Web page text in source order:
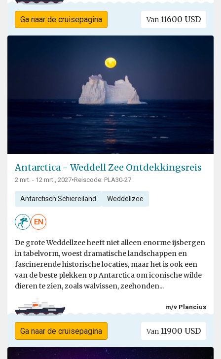
Ga naar de cruisepagina Van 11600 USD
Antarctica - Weddell Zee Ontdekkingsreis
2 mrt. - 12 mrt., 2027•Reiscode: PLA30-27
Antarctisch Schiereiland Weddellzee
EN
De grote Weddellzee heeft niet alleen enorme ijsbergen
in tabelvorm, woest dramatische landschappen en
fascinerende historische locaties, maar het is ook een
van de beste plekken op Antarctica om iconische wilde
dieren te zien, zoals walvissen, zeehonden...
m/v Plancius
Ga naar de cruisepagina Van 11900 USD